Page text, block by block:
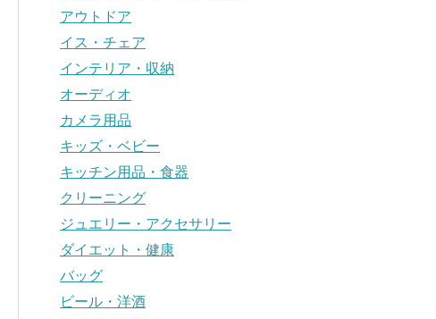
アウトドア
イス・チェア
インテリア・収納
オーディオ
カメラ用品
キッズ・ベビー
キッチン用品・食器
クリーニング
ジュエリー・アクセサリー
ダイエット・健康
バッグ
ビール・洋酒